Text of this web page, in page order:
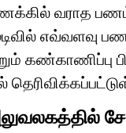
வராத
எவ்வளவு
கண்காணிப்பு